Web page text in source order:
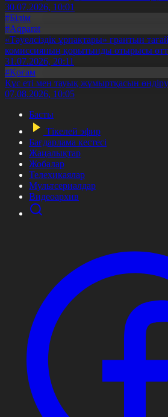
30.07.2026, 10:01
#Білім
#Aqparat
«Тәуелсіздік ұрпақтары» грантын
комиссияның қорытынды отырысы
31.07.2026, 20:11
#Қоғам
Құс еті мен тауық жұмыртқасын
07.08.2026, 10:05
Басты
Тікелей эфир
Бағдарлама кестесі
Жаңалықтар
Жобалар
Телехикаялар
Мультсериалдар
Видеоархив